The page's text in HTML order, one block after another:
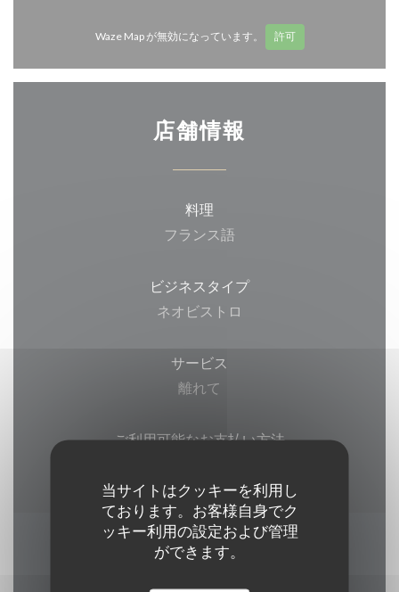
当サイトはクッキーを利用し
ております。お客様自身でク
ッキー利用の設定および管理
ができます。
Waze Map が無効になっています。 許可
店舗情報
料理
フランス語
ビジネスタイプ
ネオビストロ
サービス
離れて
ご利用可能なお支払い方法
営業時間